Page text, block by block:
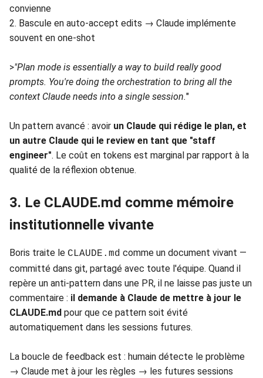
convienne
2. Bascule en auto-accept edits → Claude implémente
souvent en one-shot
>"Plan mode is essentially a way to build really good
prompts. You're doing the orchestration to bring all the
context Claude needs into a single session."
Un pattern avancé : avoir un Claude qui rédige le plan, et
un autre Claude qui le review en tant que "staff
engineer". Le coût en tokens est marginal par rapport à la
qualité de la réflexion obtenue.
3. Le CLAUDE.md comme mémoire
institutionnelle vivante
Boris traite le CLAUDE.md comme un document vivant —
committé dans git, partagé avec toute l'équipe. Quand il
repère un anti-pattern dans une PR, il ne laisse pas juste un
commentaire : il demande à Claude de mettre à jour le
CLAUDE.md pour que ce pattern soit évité
automatiquement dans les sessions futures.
La boucle de feedback est : humain détecte le problème
→ Claude met à jour les règles → les futures sessions